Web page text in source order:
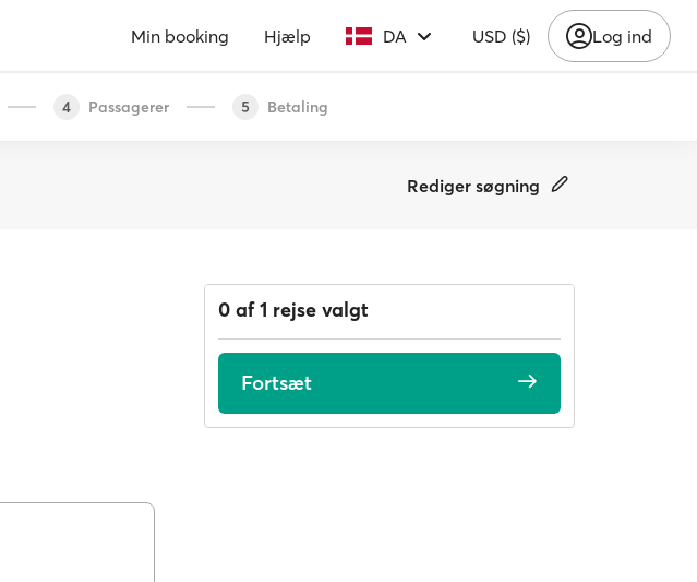
Min booking Hjælp DA USD ($) Log ind
4 Passagerer 5 Betaling
Rediger søgning
0 af 1 rejse valgt
Fortsæt